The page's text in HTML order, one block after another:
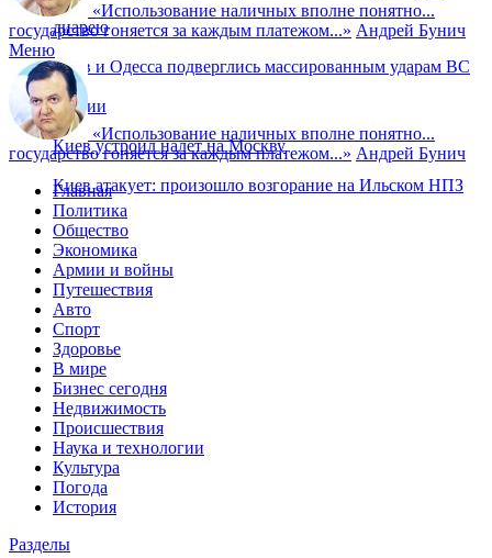
диарею
Киев и Одесса подверглись массированным ударам ВС
России
Киев устроил налет на Москву
Киев атакует: произошло возгорание на Ильском НПЗ
«Использование наличных вполне понятно...
государство гоняется за каждым платежом...» Андрей Бунич
Меню
«Использование наличных вполне понятно...
государство гоняется за каждым платежом...» Андрей Бунич
Главная
Политика
Общество
Экономика
Армии и войны
Путешествия
Авто
Спорт
Здоровье
В мире
Бизнес сегодня
Недвижимость
Происшествия
Наука и технологии
Культура
Погода
История
Разделы